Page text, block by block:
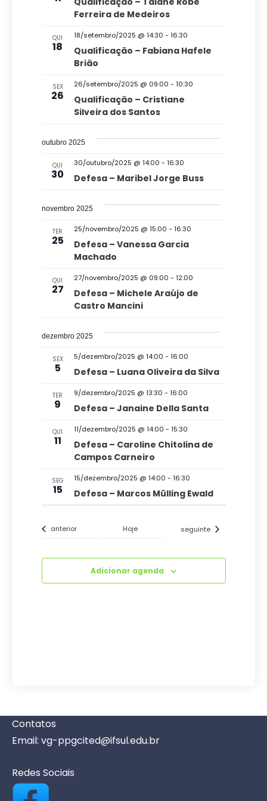
e
t
e
g
ç
d
v
s
u
a
s
d
E
v
e
n
t
o
s
n
Ferreira de Medeiros
QUI
18
Qualificação – Fabiana Hafele
Brião
18/setembro/2025 @ 14:30 - 16:30
SEX
26
Qualificação – Cristiane
Silveira dos Santos
26/setembro/2025 @ 09:00 - 10:30
outubro 2025
QUI
30 Defesa – Maribel Jorge Buss
30/outubro/2025 @ 14:00 - 16:30
novembro 2025
TER
25
Defesa – Vanessa Garcia
Machado
25/novembro/2025 @ 15:00 - 16:30
QUI
27
Defesa – Michele Araújo de
Castro Mancini
27/novembro/2025 @ 09:00 - 12:00
dezembro 2025
SEX
5 Defesa – Luana Oliveira da Silva
5/dezembro/2025 @ 14:00 - 16:00
TER
9 Defesa – Janaine Della Santa
9/dezembro/2025 @ 13:30 - 16:00
QUI
11
Defesa – Caroline Chitolina de
Campos Carneiro
11/dezembro/2025 @ 14:00 - 15:30
SEG
15 Defesa – Marcos Mülling Ewald
15/dezembro/2025 @ 14:00 - 16:30
Eventos
anterior Hoje Eventos
seguinte
Adicionar agenda
Contatos
Email: vg-ppgcited@ifsul.edu.br
Redes Sociais